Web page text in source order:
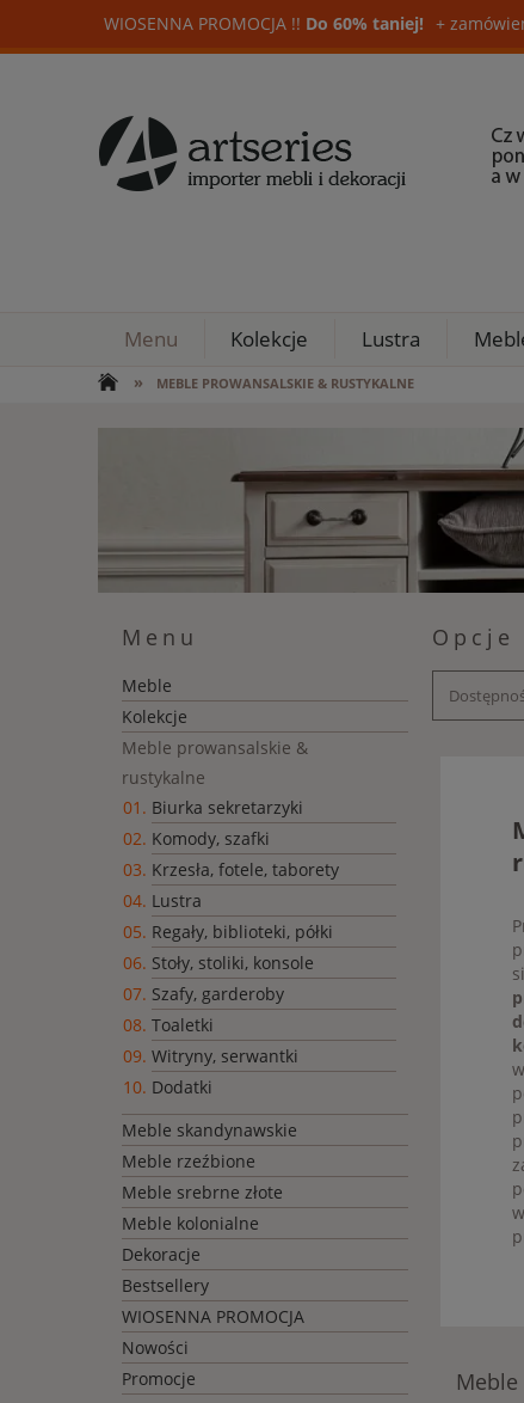
WIOSENNA PROMOCJA !! Do 60% taniej! +
Menu Kolekcje Lustra
» MEBLE PROWANSALSKIE & RUSTYKALNE
Menu
Meble
Kolekcje
Meble prowansalskie &
rustykalne
Biurka sekretarzyki
Komody, szafki
Krzesła, fotele, taborety
Lustra
Regały, biblioteki, półki
Stoły, stoliki, konsole
Szafy, garderoby
Toaletki
Witryny, serwantki
Dodatki
Meble skandynawskie
Meble rzeźbione
Meble srebrne złote
Meble kolonialne
Dekoracje
Bestsellery
WIOSENNA PROMOCJA
Nowości
Promocje
Opcje